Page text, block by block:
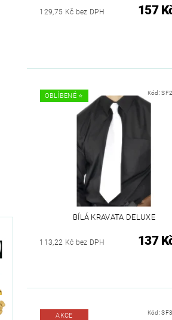
129,75 Kč bez DPH 157
OBLÍBENÉ ⭐️ Kód:
BÍLÁ KRAVATA DELUXE
113,22 Kč bez DPH 137
AKCE
Kód: